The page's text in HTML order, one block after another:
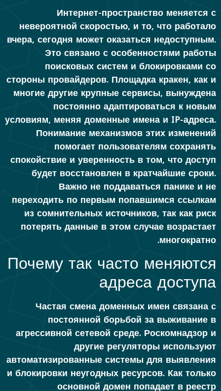
Интернет-пространство меняется с
невероятной скоростью, и то, что работало
вчера, сегодня может оказаться недоступным.
Это связано с особенностями работы
поисковых систем и блокировками со
стороны провайдеров. Площадка кракен, как и
многие другие крупные сервисы, вынуждена
постоянно адаптироваться к новым
условиям, меняя доменные имена и IP-адреса.
Понимание механизмов этих изменений
помогает пользователям сохранять
спокойствие и уверенность в том, что доступ
будет восстановлен в кратчайшие сроки.
Важно не поддаваться панике и не
переходить по первым попавшимся ссылкам
из сомнительных источников, так как риск
потерять данные в этом случае возрастает
многократно.
Почему так часто меняются
адреса доступа
Частая смена доменных имен связана с
постоянной борьбой за выживание в
агрессивной сетевой среде. Роскомнадзор и
другие регуляторы используют
автоматизированные системы для выявления
и блокировки неугодных ресурсов. Как только
основной домен попадает в реестр